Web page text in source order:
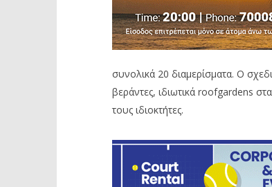
συνολικά 20 διαμερίσματα. Ο
βεράντες, ιδιωτικά roofgardens
τους ιδιοκτήτες.